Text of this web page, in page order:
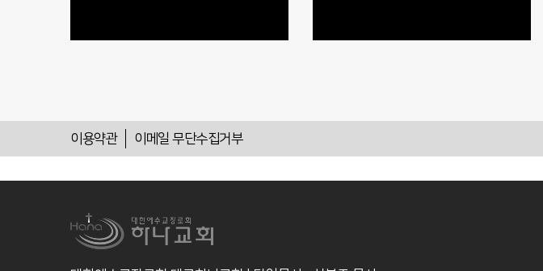
이용약관 이메일 무단수집거부